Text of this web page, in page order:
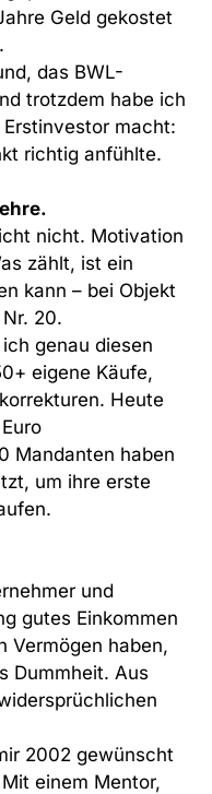
Geld gekostet
das BWL-
trotzdem habe ich
macht:
richtig anfühlte.
nicht. Motivation
zählt, ist ein
kann – bei Objekt
20.
genau diesen
eigene Käufe,
Heute
Mandanten haben
um ihre erste
und
gutes Einkommen
Vermögen haben,
Dummheit. Aus
2002 gewünscht
einem Mentor,